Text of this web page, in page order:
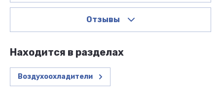
Отзывы
Находится в разделах
Воздухоохладители